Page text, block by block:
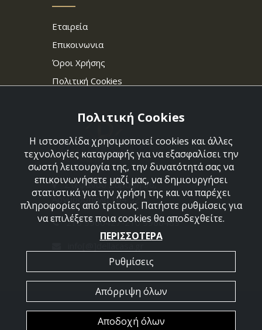
Εταιρεία
Επικοινωνια
Όροι Χρήσης
Πολιτική Cookies
Στεφάνου Σαράφη 36,
Αργυρούπολη 164 52
210 9960427-210 9960489
2026 @ All Rights Reserved - Dellacasa
Πολιτική Cookies
Η ιστοσελίδα χρησιμοποιεί cookies και άλλες
τεχνολογίες καταγραφής για να εξασφαλίσει την
σωστή λειτουργία της, την δυνατότητά σας να
επικοινωνήσετε μαζί μας, να δημιουργήσει
στατιστικά για την χρήση της και να παρέχει
πληροφορίες από τρίτους. Πατήστε ρυθμίσεις για
να επιλέξετε ποια cookies θα αποδεχθείτε.
ΠΕΡΙΣΣΟΤΕΡΑ
Ρυθμίσεις
Απόρριψη όλων
Αποδοχή όλων